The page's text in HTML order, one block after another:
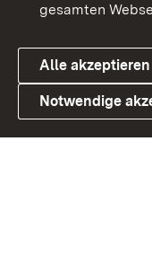
Link zum
Datenschutz
gesamten
Alle akzeptieren
Notwendige